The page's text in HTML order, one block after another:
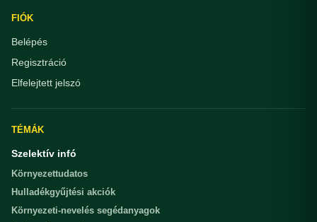
FIÓK
Belépés
Regisztráció
Elfelejtett jelszó
TÉMÁK
Szelektív infó
Környezettudatos
Hulladékgyűjtési akciók
Környezeti-nevelés segédanyagok